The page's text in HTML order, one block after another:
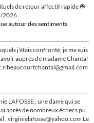
de retour affectif rapide ☘️ -
2026
autour des sentiments
j’étais confronté, je me suis
auprès de madame Chantal
ribeaucourtchantal@gmail.com
LAFOSSE , une dame qui se
après de nombreux échecs pu
: virginielafosse@yahoo.com Le